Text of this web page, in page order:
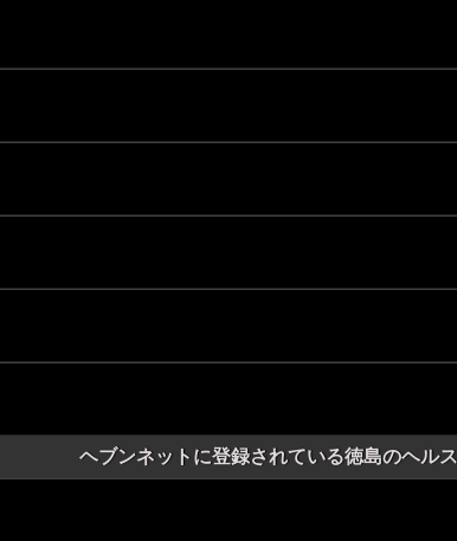
ヘブンネットに登録されている徳島のヘルス